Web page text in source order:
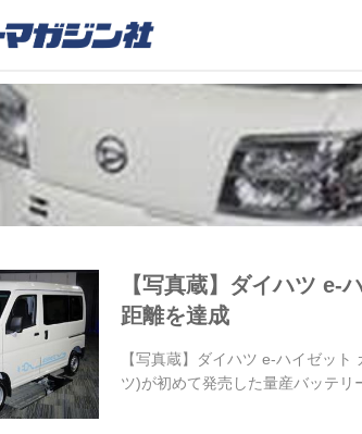
【写真蔵】ダイハツ e-
距離を達成
【写真蔵】ダイハツ e-ハイゼッ
ツ)が初めて発売した量産バッテリ